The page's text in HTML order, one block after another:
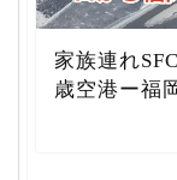
家族連れ
歳空港ー福